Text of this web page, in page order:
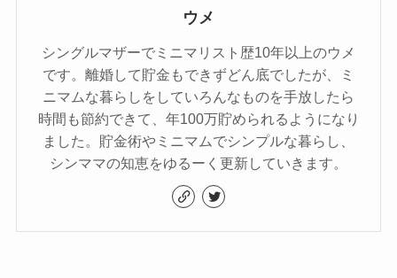
ウメ
シングルマザーでミニマリスト歴10年以上のウメ
です。離婚して貯金もできずどん底でしたが、ミ
ニマムな暮らしをしていろんなものを手放したら
時間も節約できて、年100万貯められるようになり
ました。貯金術やミニマムでシンプルな暮らし、
シンママの知恵をゆるーく更新していきます。